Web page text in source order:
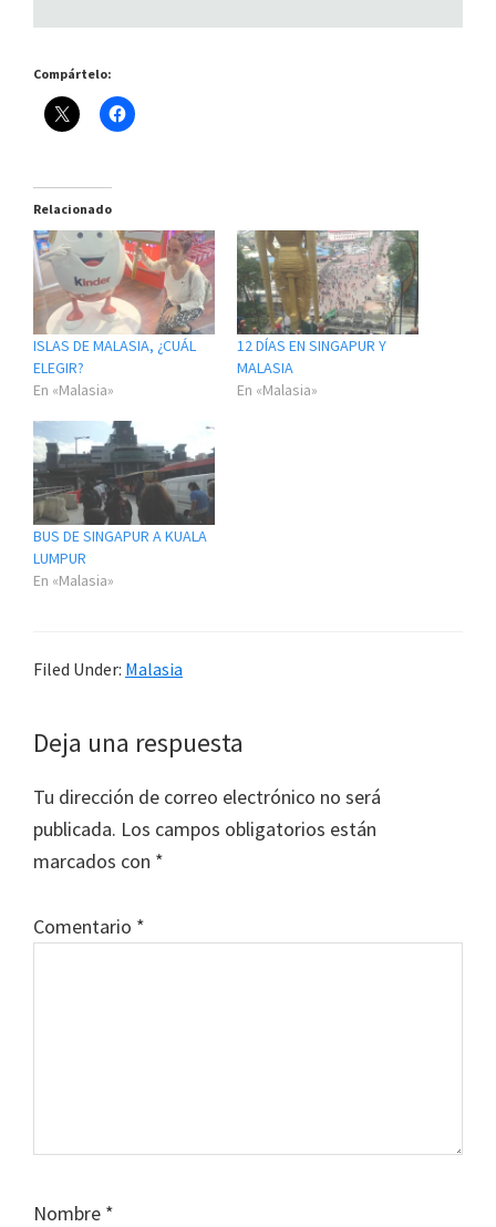
Compártelo:
Relacionado
ISLAS DE MALASIA, ¿CUÁL
ELEGIR?
En «Malasia»
12 DÍAS EN SINGAPUR Y
MALASIA
En «Malasia»
BUS DE SINGAPUR A KUALA
LUMPUR
En «Malasia»
Filed Under: Malasia
Reader
Interactions
Deja una respuesta
Tu dirección de correo electrónico no será
publicada. Los campos obligatorios están
marcados con *
Comentario *
Nombre *